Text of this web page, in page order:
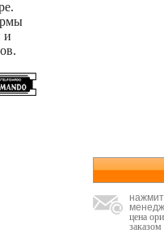
и
цена
заказом